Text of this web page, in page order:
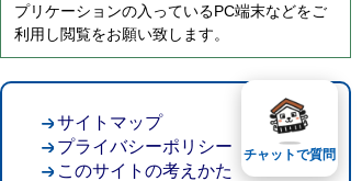
プリケーションの入っているPC端末などをご
利用し閲覧をお願い致します。
サイトマップ
プライバシーポリシー
このサイトの考えかた
チャットで質問